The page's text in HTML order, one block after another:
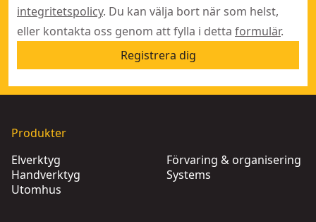
integritetspolicy. Du kan välja bort när som helst,
eller kontakta oss genom att fylla i detta formulär.
Registrera dig
Produkter
Elverktyg
Handverktyg
Utomhus
Förvaring & organisering
Systems